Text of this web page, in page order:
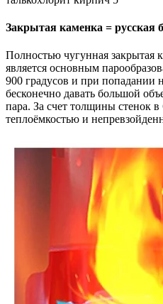
Закрытая каменка = русская
Полностью чугунная закрытая
является основным
900 градусов и при попадании
бесконечно давать большой
пара. За счет толщины стенок
теплоёмкостью и